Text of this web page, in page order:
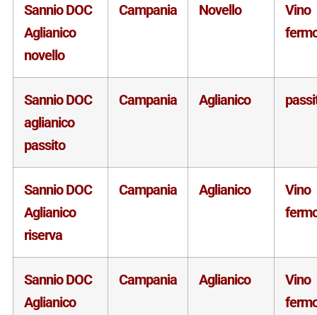
Sannio DOC
Aglianico
novello
Campania Novello
Vino
Sannio DOC
aglianico
passito
Campania Aglianico
Sannio DOC
Aglianico
riserva
Campania Aglianico
Vino
Sannio DOC
Aglianico
Campania Aglianico
Vino